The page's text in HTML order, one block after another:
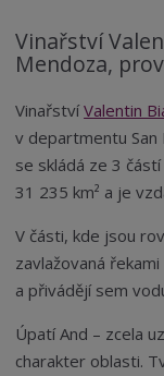
Vinařství
Mendoza,
VinařstvíValentin
v departmentu San
se skládá ze 3
31 235 km² a je
V části, kde jsou
zavlažovaná
a přivádějí sem
Úpatí And – zcela
charakter oblasti.